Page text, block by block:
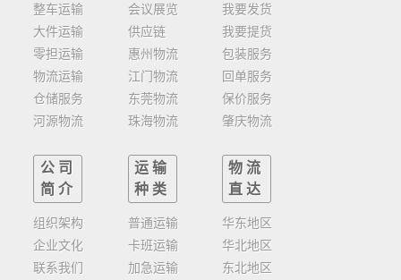
整车运输
大件运输
零担运输
物流运输
仓储服务
河源物流
会议展览
供应链
惠州物流
江门物流
东莞物流
珠海物流
我要发货
我要提货
包装服务
回单服务
保价服务
肇庆物流
公司
简介
组织架构
企业文化
联系我们
运输
种类
普通运输
卡班运输
加急运输
物流
直达
华东地区
华北地区
东北地区